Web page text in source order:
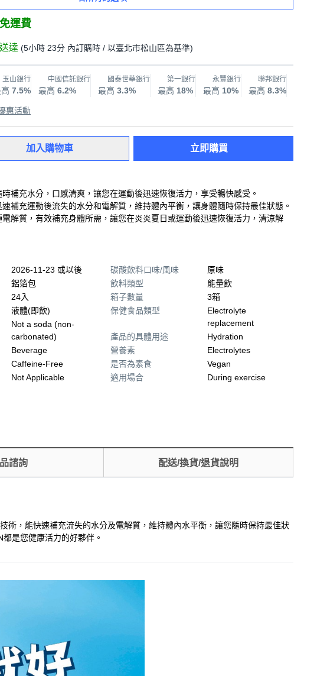
免運費
達 (5小時 23分 內訂購時 / 以臺北市松山區為基準)
玉山銀行
7.5%
中國信託銀行
最高 6.2%
國泰世華銀行
最高 3.3%
第一銀行
最高 18%
永豐銀行
最高 10%
聯邦銀行
最高 8.3%
惠活動
加入購物車 立即購買
時補充水分，口感清爽，讓您在運動後迅速恢復活力，享受暢快感受。
速補充運動後流失的水分和電解質，維持體內平衡，讓身體隨時保持最佳狀態。
電解質，有效補充身體所需，讓您在炎炎夏日或運動後迅速恢復活力，清涼解
2026-11-23 或以後
鋁箔包
24入
液體(即飲)
Not a soda (non-
carbonated)
Beverage
Caffeine-Free
Not Applicable
碳酸飲料口味/風味
原味
飲料類型
能量飲
箱子數量
3箱
保健食品類型
Electrolyte
replacement
產品的具體用途
Hydration
營養素
Electrolytes
是否為素食
Vegan
適用場合
During exercise
諮詢 配送/換貨/退貨說明
，能快速補充流失的水分及電解質，維持體內水平衡，讓您隨時保持最佳狀
是您健康活力的好夥伴。